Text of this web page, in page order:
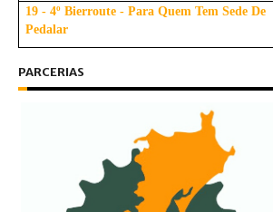
19 - 4º Bierroute - Para Quem Tem Sede De
Pedalar
PARCERIAS